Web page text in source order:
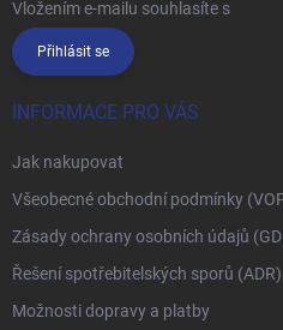
Vložením e-mailu souhlasíte s
Přihlásit se
INFORMACE PRO VÁS
Jak nakupovat
Všeobecné obchodní podmínky
Zásady ochrany osobních údajů
Řešení spotřebitelských sporů (ADR)
Možnosti dopravy a platby